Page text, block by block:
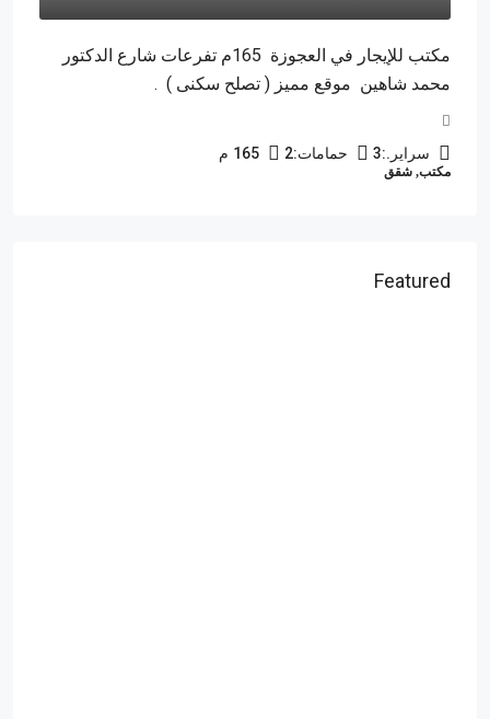
مكتب للإيجار في العجوزة 165م تفرعات شارع الدكتور
محمد شاهين موقع مميز ( تصلح سكنى ) .
سراير.:3 حمامات:2
165 م
مكتب, شقق
Featured